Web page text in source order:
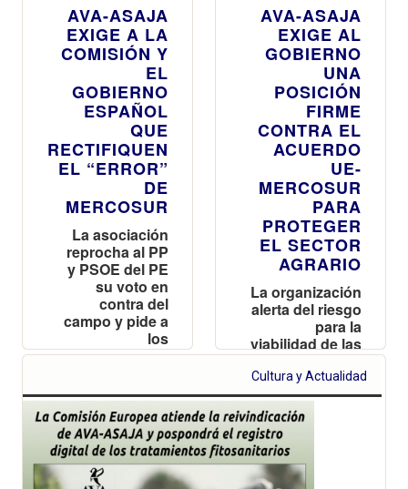
AVA-ASAJA
EXIGE A LA
COMISIÓN Y
EL
GOBIERNO
ESPAÑOL
QUE
RECTIFIQUEN
EL “ERROR”
DE
MERCOSUR
La asociación
reprocha al PP
y PSOE del PE
su voto en
contra del
campo y pide a
los
ayuntamientos
una moción
para proteger a
los productores
AVA-ASAJA
EXIGE AL
GOBIERNO
UNA
POSICIÓN
FIRME
CONTRA EL
ACUERDO
UE-
MERCOSUR
PARA
PROTEGER
EL SECTOR
AGRARIO
La organización
alerta del riesgo
para la
viabilidad de las
explotaciones
valencianas y
reclama
reciprocidad
importaciones
de terceros
Cultura y Actualidad